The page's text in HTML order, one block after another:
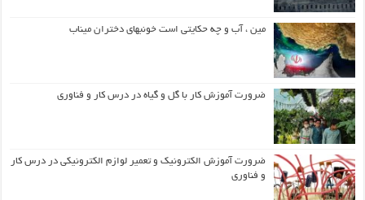
مین ، آب و چه حکایتی است خونبهای دختران میناب
ضرورت آموزش کار با گل و گیاه در درس کار و فناوری
ضرورت آموزش الکترونیک و تعمیر لوازم الکترونیکی در درس کار
و فناوری